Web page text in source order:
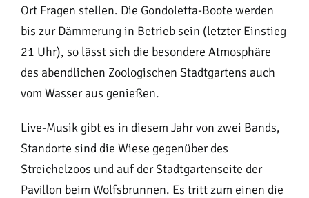
Ort Fragen stellen. Die Gondoletta-Boote werden
bis zur Dämmerung in Betrieb sein (letzter Einstieg
21 Uhr), so lässt sich die besondere Atmosphäre
des abendlichen Zoologischen Stadtgartens auch
vom Wasser aus genießen.
Live-Musik gibt es in diesem Jahr von zwei Bands,
Standorte sind die Wiese gegenüber des
Streichelzoos und auf der Stadtgartenseite der
Pavillon beim Wolfsbrunnen. Es tritt zum einen die